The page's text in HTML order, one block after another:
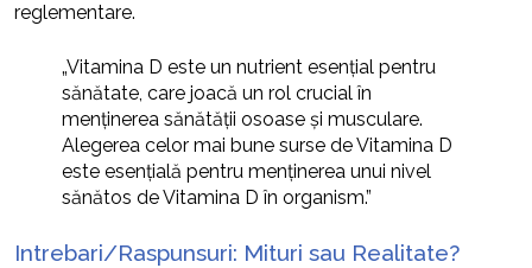
reglementare.
„Vitamina D este un nutrient esențial pentru
sănătate, care joacă un rol crucial în
menținerea sănătății osoase și musculare.
Alegerea celor mai bune surse de Vitamina D
este esențială pentru menținerea unui nivel
sănătos de Vitamina D în organism.”
Intrebari/Raspunsuri: Mituri sau Realitate?